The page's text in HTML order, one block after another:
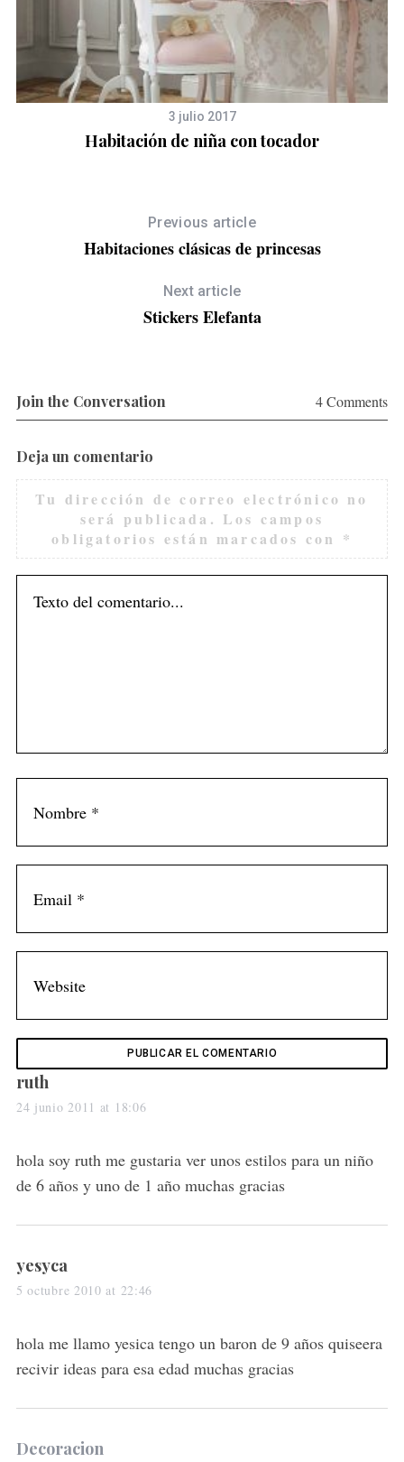
3 julio 2017
Habitación de niña con tocador
Previous article
Habitaciones clásicas de princesas
Next article
Stickers Elefanta
Join the Conversation 4 Comments
Deja un comentario
Tu dirección de correo electrónico no
será publicada. Los campos
obligatorios están marcados con *
s
a
s
:
ruth
24 junio 2011 at 18:06
hola soy ruth me gustaria ver unos estilos para un niño
de 6 años y uno de 1 año muchas gracias
s
a
s
:
yesyca
5 octubre 2010 at 22:46
hola me llamo yesica tengo un baron de 9 años quiseera
recivir ideas para esa edad muchas gracias
s
Decoracion